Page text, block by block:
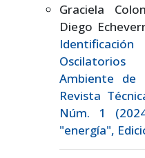
Graciela
Diego
Ambiente de
Revista
Núm. 1
"energía",